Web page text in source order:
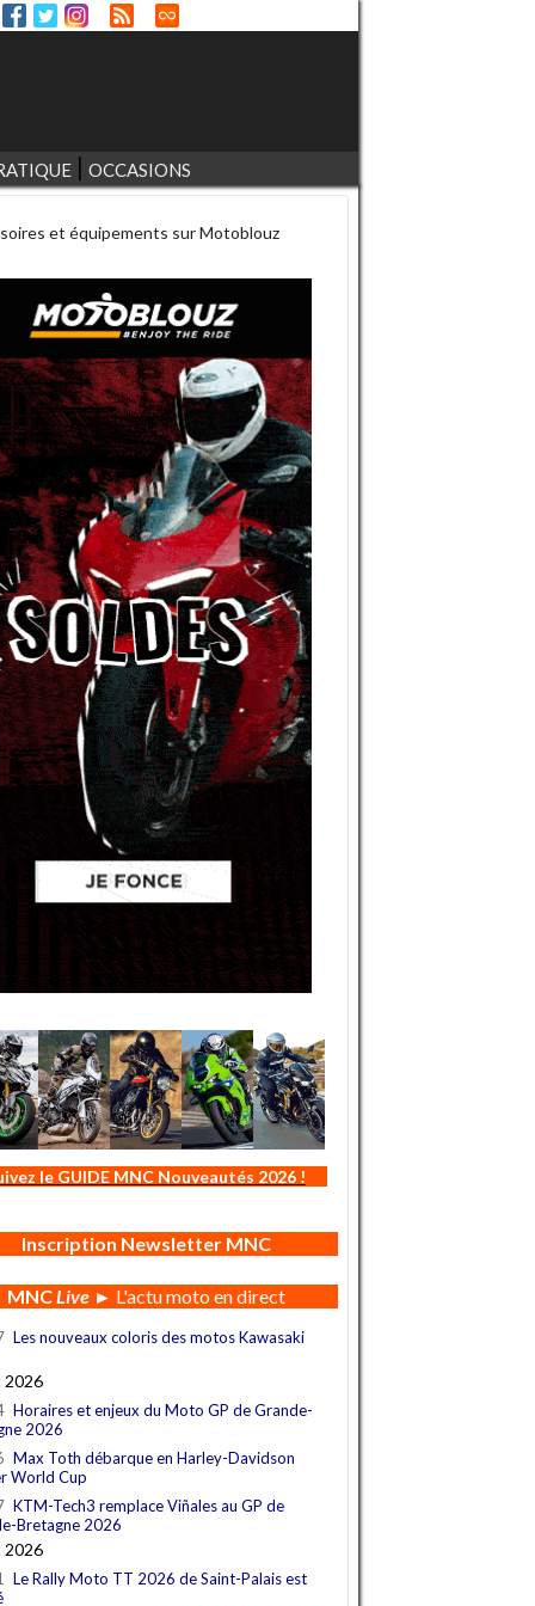
OCCASIONS
et équipements sur Motoblouz
le GUIDE MNC Nouveautés 2026 !
Inscription Newsletter MNC
MNCLive► L'actu moto en direct
Les nouveaux coloris des motos Kawasaki
2026
Horaires et enjeux du Moto GP de Grande-
2026
Max Toth débarque en Harley-Davidson
World Cup
KTM-Tech3 remplace Viñales au GP de
Bretagne 2026
2026
Le Rally Moto TT 2026 de Saint-Palais est